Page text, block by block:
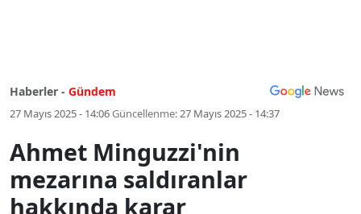
Haberler - Gündem
27 Mayıs 2025 - 14:06Güncellenme:27 Mayıs 2025 - 14:37
Ahmet Minguzzi'nin
mezarına saldıranlar
hakkında karar